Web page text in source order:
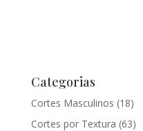
Categorias
Cortes Masculinos (18)
Cortes por Textura (63)